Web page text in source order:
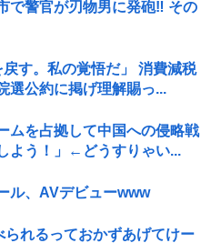
で警官が刃物男に発砲‼ その
す。私の覚悟だ」 消費減税
選公約に掲げ理解賜っ...
ムを占拠して中国への侵略戦
よう！」←どうすりゃい...
ル、AVデビューwww
れるっておかずあげてけー